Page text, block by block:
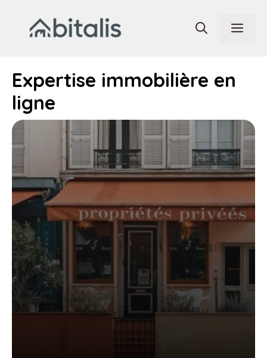
contenu
Expertise immobilière en
ligne